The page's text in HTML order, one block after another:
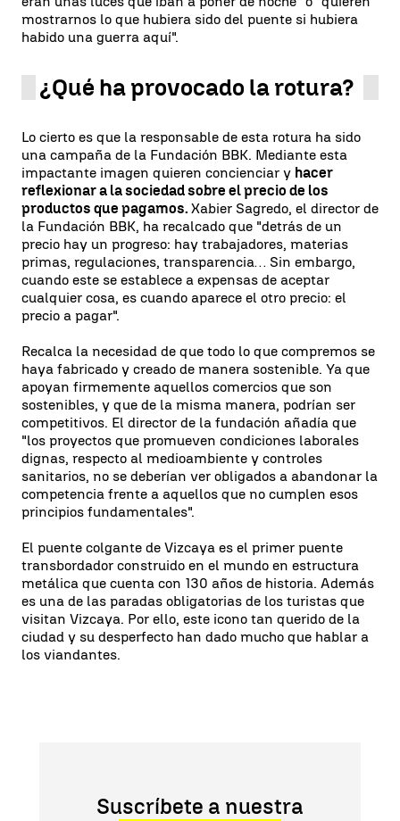
mostrarnos lo que hubiera sido del puente si hubiera
habido una guerra aquí".
¿Qué ha provocado la rotura?
Lo cierto es que la responsable de esta rotura ha sido
una campaña de la Fundación BBK. Mediante esta
impactante imagen quieren concienciar y hacer
reflexionar a la sociedad sobre el precio de los
productos que pagamos. Xabier Sagredo, el director de
la Fundación BBK, ha recalcado que "detrás de un
precio hay un progreso: hay trabajadores, materias
primas, regulaciones, transparencia… Sin embargo,
cuando este se establece a expensas de aceptar
cualquier cosa, es cuando aparece el otro precio: el
precio a pagar".
Recalca la necesidad de que todo lo que compremos se
haya fabricado y creado de manera sostenible. Ya que
apoyan firmemente aquellos comercios que son
sostenibles, y que de la misma manera, podrían ser
competitivos. El director de la fundación añadía que
"los proyectos que promueven condiciones laborales
dignas, respecto al medioambiente y controles
sanitarios, no se deberían ver obligados a abandonar la
competencia frente a aquellos que no cumplen esos
principios fundamentales".
El puente colgante de Vizcaya es el primer puente
transbordador construido en el mundo en estructura
metálica que cuenta con 130 años de historia. Además
es una de las paradas obligatorias de los turistas que
visitan Vizcaya. Por ello, este icono tan querido de la
ciudad y su desperfecto han dado mucho que hablar a
los viandantes.
Suscríbete a nuestra